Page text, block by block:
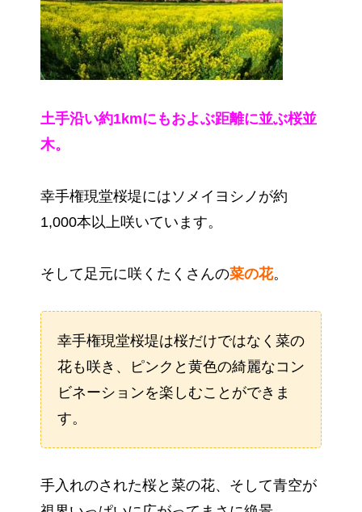
土手沿い約1kmにもおよぶ距離に並ぶ桜並
木。
幸手権現堂桜堤にはソメイヨシノが約
1,000本以上咲いています。
そして足元に咲くたくさんの菜の花。
幸手権現堂桜堤は桜だけではなく菜の
花も咲き、ピンクと黄色の綺麗なコン
ビネーションを楽しむことができま
す。
手入れのされた桜と菜の花、そして青空が